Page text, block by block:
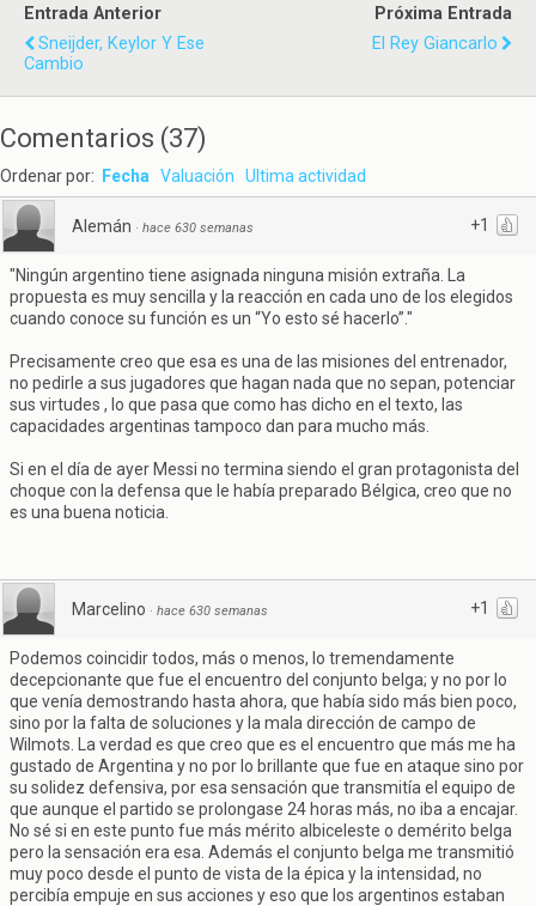
Entrada Anterior
Sneijder, Keylor Y Ese
Cambio
Próxima Entrada
El Rey Giancarlo
Comentarios (37)
Ordenar por: Fecha Valuación Ultima actividad
+1
Alemán · hace 630 semanas
"Ningún argentino tiene asignada ninguna misión extraña. La
propuesta es muy sencilla y la reacción en cada uno de los elegidos
cuando conoce su función es un “Yo esto sé hacerlo”."
Precisamente creo que esa es una de las misiones del entrenador,
no pedirle a sus jugadores que hagan nada que no sepan, potenciar
sus virtudes , lo que pasa que como has dicho en el texto, las
capacidades argentinas tampoco dan para mucho más.
Si en el día de ayer Messi no termina siendo el gran protagonista del
choque con la defensa que le había preparado Bélgica, creo que no
es una buena noticia.
+1
Marcelino · hace 630 semanas
Podemos coincidir todos, más o menos, lo tremendamente
decepcionante que fue el encuentro del conjunto belga; y no por lo
que venía demostrando hasta ahora, que había sido más bien poco,
sino por la falta de soluciones y la mala dirección de campo de
Wilmots. La verdad es que creo que es el encuentro que más me ha
gustado de Argentina y no por lo brillante que fue en ataque sino por
su solidez defensiva, por esa sensación que transmitía el equipo de
que aunque el partido se prolongase 24 horas más, no iba a encajar.
No sé si en este punto fue más mérito albiceleste o demérito belga
pero la sensación era esa. Además el conjunto belga me transmitió
muy poco desde el punto de vista de la épica y la intensidad, no
percibía empuje en sus acciones y eso que los argentinos estaban